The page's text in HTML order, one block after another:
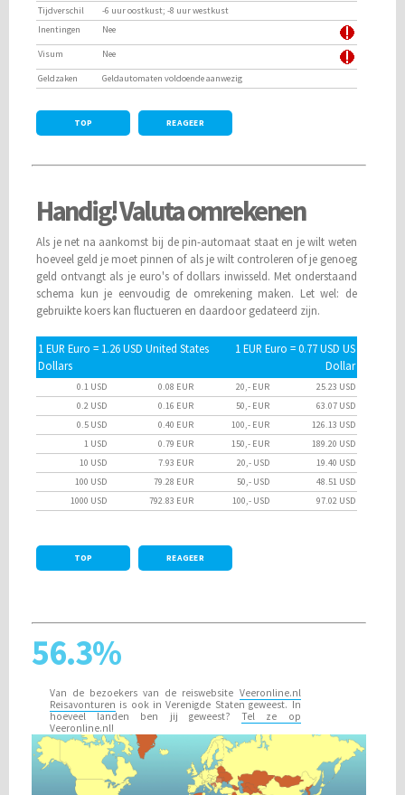
Tijdverschil
-6 uur oostkust; -8 uur westkust
Inentingen
Nee
Visum Nee
Geldzaken Geldautomaten voldoende aanwezig
TOP REAGEER
Handig! Valuta omrekenen
Als je net na aankomst bij de pin-automaat staat en je wilt weten
hoeveel geld je moet pinnen of als je wilt controleren of je genoeg
geld ontvangt als je euro's of dollars inwisseld. Met onderstaand
schema kun je eenvoudig de omrekening maken. Let wel: de
gebruikte koers kan fluctueren en daardoor gedateerd zijn.
1 EUR Euro = 1.26 USD United States
Dollars
1 EUR Euro = 0.77 USD US
Dollar
0.1 USD 0.08 EUR 20,- EUR
25.23 USD
0.2 USD
0.16 EUR 50,- EUR
63.07 USD
0.5 USD
0.40 EUR 100,- EUR
126.13 USD
1 USD
0.79 EUR 150,- EUR
189.20 USD
10 USD
7.93 EUR 20,- USD
19.40 USD
100 USD
79.28 EUR 50,- USD
48.51 USD
1000 USD
792.83 EUR 100,- USD 97.02 USD
TOP REAGEER
56.3%
Van de bezoekers van de reiswebsite Veeronline.nl
Reisavonturen is ook in Verenigde Staten geweest. In
hoeveel landen ben jij geweest?Tel ze op
Veeronline.nl!